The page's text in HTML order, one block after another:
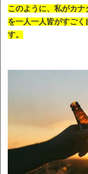
このように、私がカ
を一人一人皆がすごく
す。